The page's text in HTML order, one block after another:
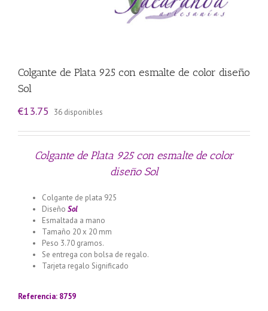
Colgante de Plata 925 con esmalte de color diseño
Sol
€13.75 36 disponibles
Colgante de Plata 925 con esmalte de color
diseño Sol
Colgante de plata 925
Diseño Sol
Esmaltada a mano
Tamaño 20 x 20 mm
Peso 3.70 gramos.
Se entrega con bolsa de regalo.
Tarjeta regalo Significado
Referencia: 8759